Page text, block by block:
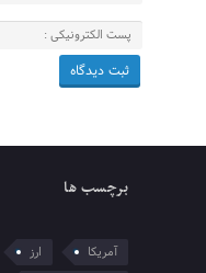
برچسب ها
آمریکا ارز